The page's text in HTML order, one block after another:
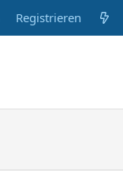
Registrieren